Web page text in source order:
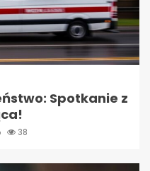
Spotkanie z
38